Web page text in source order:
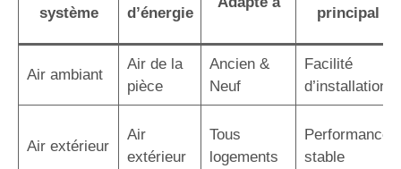
système
d’énergie
principal
Air ambiant
Air de la
pièce
Ancien &
Neuf
Facilité
d’installation
Air extérieur
Air
extérieur
Tous
logements
Performance
stable